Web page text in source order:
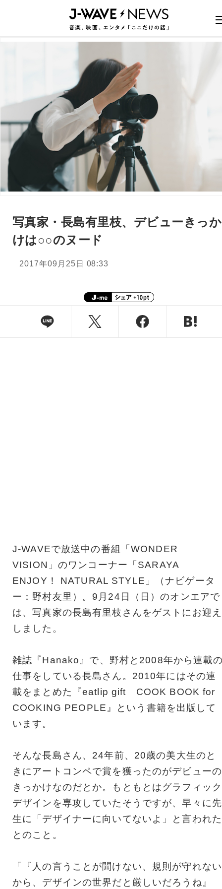
写真家・長島有里枝、デビューきっか
けは○○のヌード
2017年09月25日 08:33
J-WAVEで放送中の番組「WONDER
VISION」のワンコーナー「SARAYA
ENJOY！ NATURAL STYLE」（ナビゲータ
ー：野村友里）。9月24日（日）のオンエアで
は、写真家の長島有里枝さんをゲストにお迎え
しました。
雑誌『Hanako』で、野村と2008年から連載
仕事をしている長島さん。2010年にはその連
載をまとめた『eatlip gift COOK BOOK for
COOKING PEOPLE』という書籍を出版して
います。
そんな長島さん、24年前、20歳の美大生のと
きにアートコンペで賞を獲ったのがデビューの
きっかけなのだとか。もともとはグラフィック
デザインを専攻していたそうですが、早々に先
生に「デザイナーに向いてないよ」と言われた
とのこと。
「『人の言うことが聞けない、規則が守れない
から、デザインの世界だと厳しいだろうね』